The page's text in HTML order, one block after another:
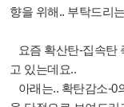
향을 위해.. 부탁드리
요즘 확산탄-집속탄
고 있는데요..
아래는.. 확탄감소-0